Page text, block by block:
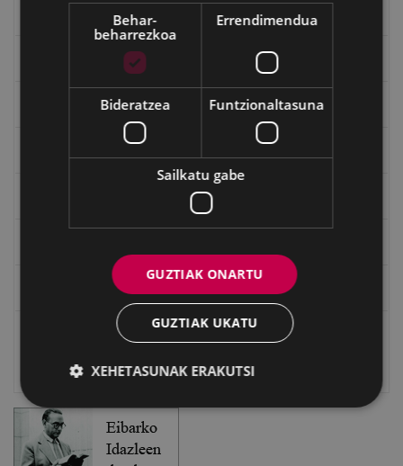
Kultura egitaraua
"Gure Herria" aldizkaria
Eibarko Fonoteka
Eibarko Idazlanen Datu-basea
Bilatzailea
Behar-
beharrezkoa
Errendimendua
Bideratzea Funtzionaltasuna
Sailkatu gabe
GUZTIAK ONARTU
GUZTIAK UKATU
XEHETASUNAK ERAKUTSI